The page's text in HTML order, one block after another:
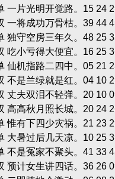
一片光明开觉路。15 24
一将成功万骨枯。39 44
独守空房三年久。48 25
吃小亏得大便宜。16 25
仙机指路二四中。05 21
不是兰绿就是红。04 10
丈夫双泪不轻弹。20 10
高高秋月照长城。20 24
惟有下四少灾祸。21 23
大暑过后几天凉。10 25
不是冤家不聚头。41 33
预计女生讲四话。36 26